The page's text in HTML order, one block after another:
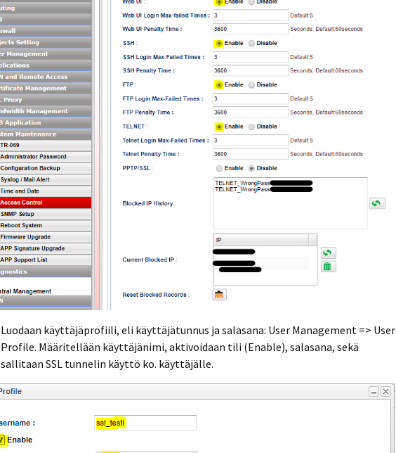
Luodaan käyttäjäprofiili, eli käyttäjätunnus ja salasana: User Management => User
Profile. Määritellään käyttäjänimi, aktivoidaan tili (Enable), salasana, sekä
sallitaan SSL tunnelin käyttö ko. käyttäjälle.